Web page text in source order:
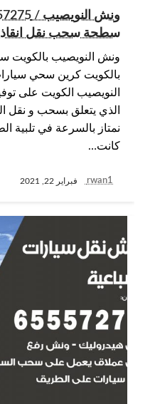
سطحة سحب نقل انقاذ
ونش النويصيب بالكويت
بالكويت كرين سحي
النويصيب الكويت على
الذي يتعلق بسحب و نقل
نمتاز بالسرعة في تلبية
كانت…
rwan1 فبراير 22, 2021